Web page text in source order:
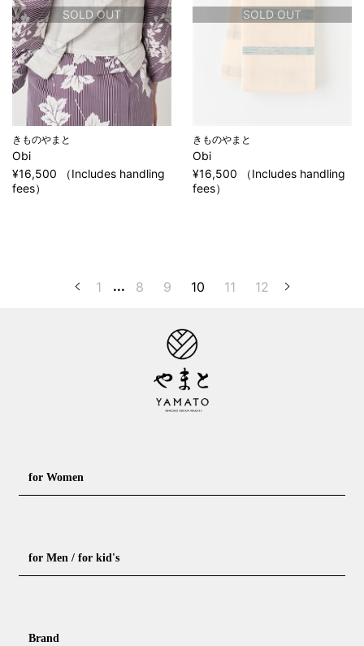
SOLD OUT
きものやまと
Obi
¥16,500 （Includes handling
fees）
SOLD OUT
きものやまと
Obi
¥16,500 （Includes handling
fees）
1 ... 8 9 10 11 12
for Women
Casual kimono Outerwear
for Men / for kid's
Brand